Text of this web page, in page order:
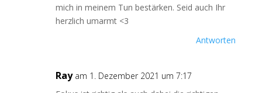
mich in meinem Tun bestärken. Seid auch Ihr
herzlich umarmt <3
Antworten
Ray am 1. Dezember 2021 um 7:17